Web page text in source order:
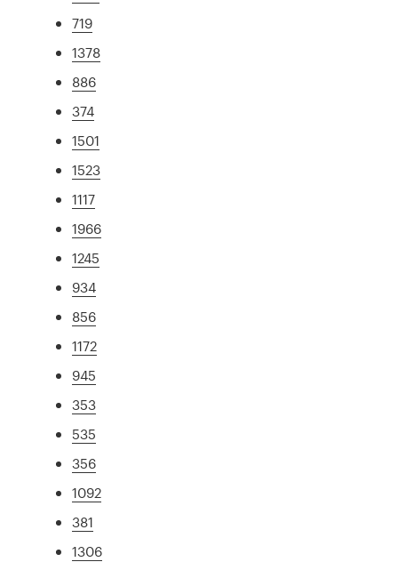
719
1378
886
374
1501
1523
1117
1966
1245
934
856
1172
945
353
535
356
1092
381
1306